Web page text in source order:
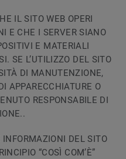
IL SITO WEB OPERI
E CHE I SERVER SIANO
E MATERIALI
SE L’UTILIZZO DEL SITO
DI MANUTENZIONE,
APPARECCHIATURE O
RESPONSABILE DI
DEL SITO
“COSÌ COM’È”